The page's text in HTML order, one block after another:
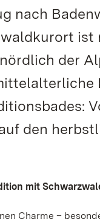
nach
ist
der
den
mit
Charme –